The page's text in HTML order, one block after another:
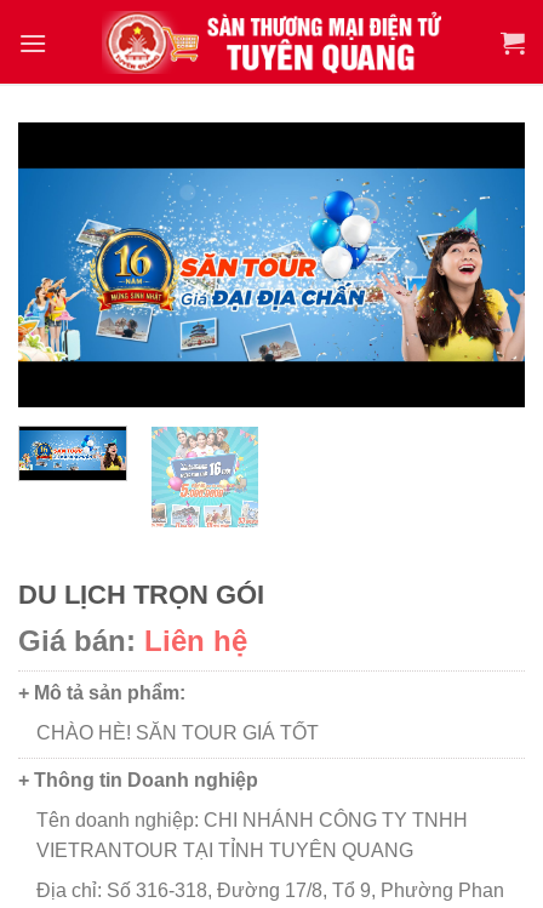
DU LỊCH TRỌN GÓI
Giá bán: Liên hệ
+ Mô tả sản phẩm:
CHÀO HÈ! SĂN TOUR GIÁ TỐT
+ Thông tin Doanh nghiệp
Tên doanh nghiệp: CHI NHÁNH CÔNG TY TNHH
VIETRANTOUR TẠI TỈNH TUYÊN QUANG
Địa chỉ: Số 316-318, Đường 17/8, Tổ 9, Phường Phan